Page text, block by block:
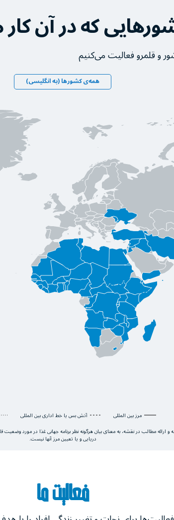
که در آن
همه‌ی کشورها (به انگلیسی)
مرز بین المللی آتش بس یا خط اداری بین المللی
و ارائه مطالب در نقشه، به معنای بیان هرگونه نظر برنامه جهانی غذا در مورد
دریایی و یا تعیین مرز آنها نیست.
فعالیت ما